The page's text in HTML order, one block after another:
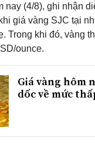
nay (4/8), ghi nhận
giá vàng SJC tại
Trong khi đó, vàng
ounce.
Giá vàng hôm
dốc về mức